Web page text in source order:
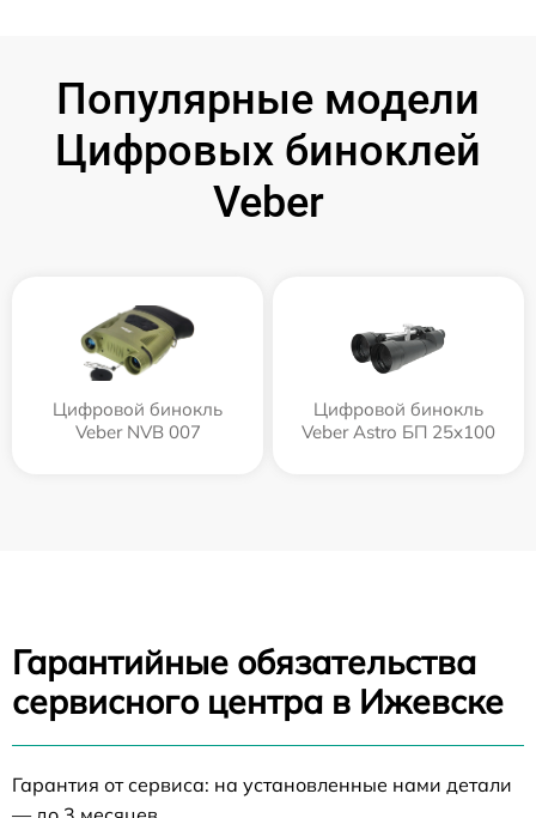
Популярные модели
Цифровых биноклей
Veber
Цифровой бинокль
Veber NVB 007
Цифровой бинокль
Veber Astro БП 25x100
Гарантийные обязательства
сервисного центра в Ижевске
Гарантия от сервиса: на установленные нами детали